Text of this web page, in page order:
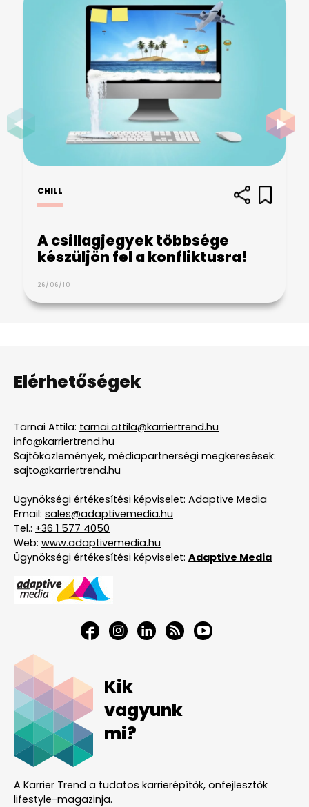
CHILL
A csillagjegyek többsége
készüljön fel a konfliktusra!
26/06/10
Elérhetőségek
Tarnai Attila: tarnai.attila@karriertrend.hu
info@karriertrend.hu
Sajtóközlemények, médiapartnerségi megkeresések:
sajto@karriertrend.hu
Ügynökségi értékesítési képviselet: Adaptive Media
Email: sales@adaptivemedia.hu
Tel.: +36 1 577 4050
Web: www.adaptivemedia.hu
Ügynökségi értékesítési képviselet: Adaptive Media
Kik
vagyunk
mi?
A Karrier Trend a tudatos karrierépítők, önfejlesztők
lifestyle-magazinja.